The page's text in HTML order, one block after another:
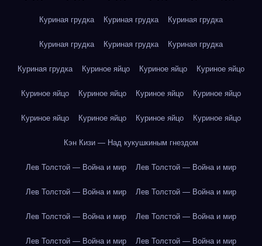
Куриная грудка Куриная грудка Куриная грудка
Куриная грудка Куриная грудка Куриная грудка
Куриная грудка Куриное яйцо Куриное яйцо Куриное яйцо
Куриное яйцо Куриное яйцо Куриное яйцо Куриное яйцо
Куриное яйцо Куриное яйцо Куриное яйцо Куриное яйцо
Кэн Кизи — Над кукушкиным гнездом
Лев Толстой — Война и мир Лев Толстой — Война и мир
Лев Толстой — Война и мир Лев Толстой — Война и мир
Лев Толстой — Война и мир Лев Толстой — Война и мир
Лев Толстой — Война и мир Лев Толстой — Война и мир